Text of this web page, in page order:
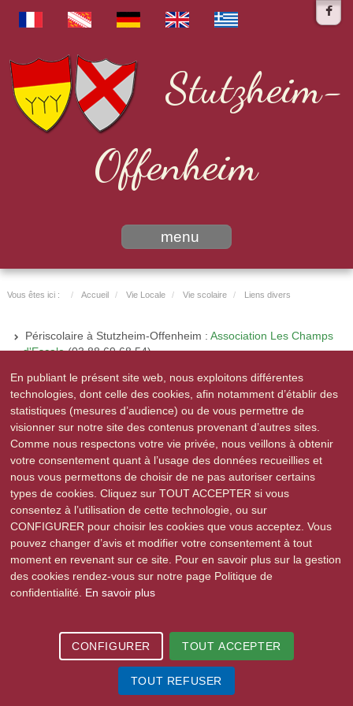
Stutzheim-
Offenheim
menu
Vous êtes ici : Accueil Vie Locale Vie scolaire Liens divers
Périscolaire à Stutzheim-Offenheim : Association Les Champs
d'Escale(03 88 69 68 54)
Ecoles maternelles et élémentaires :
http://www.ac-
strasbourg.fr/sections/ia67/
Le site académique de Strasbourg :http://www.ac-strasbourg.fr/
Site du ministère de l'Education Nationale :
http://www.education.gouv.fr/
2015-2026 © Stutzheim-Offenheim | Tous droits réservés | Mentions légales
| Site réalisé par
e-novea, agence web à
Strasbourg
En publiant le présent site web, nous exploitons différentes
technologies, dont celle des cookies, afin notamment d’établir des
statistiques (mesures d’audience) ou de vous permettre de
visionner sur notre site des contenus provenant d’autres sites.
Comme nous respectons votre vie privée, nous veillons à obtenir
votre consentement quant à l’usage des données recueillies et
nous vous permettons de choisir de ne pas autoriser certains
types de cookies. Cliquez sur TOUT ACCEPTER si vous
consentez à l’utilisation de cette technologie, ou sur
CONFIGURER pour choisir les cookies que vous acceptez. Vous
pouvez changer d’avis et modifier votre consentement à tout
moment en revenant sur ce site. Pour en savoir plus sur la gestion
des cookies rendez-vous sur notre page Politique de
confidentialité. En savoir plus
CONFIGURER TOUT ACCEPTER
TOUT REFUSER